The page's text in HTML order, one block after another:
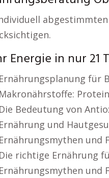
Energie in nur 21
Ernährungsplanung für
Makronährstoffe:
Die Bedeutung von
Ernährung und
Ernährungsmythen und
Die richtige Ernährung
Ernährungsmythen und